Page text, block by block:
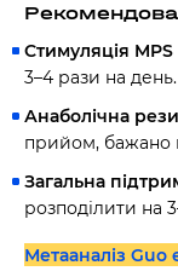
Стимуляція MPS
3–4 рази на день.
Анаболічна
прийом, бажано
Загальна
розподілити на
Метааналіз Guo